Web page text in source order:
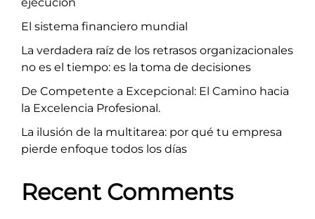
El sistema financiero mundial
La verdadera raíz de los retrasos organizacionales
no es el tiempo: es la toma de decisiones
De Competente a Excepcional: El Camino hacia
la Excelencia Profesional.
La ilusión de la multitarea: por qué tu empresa
pierde enfoque todos los días
Recent Comments